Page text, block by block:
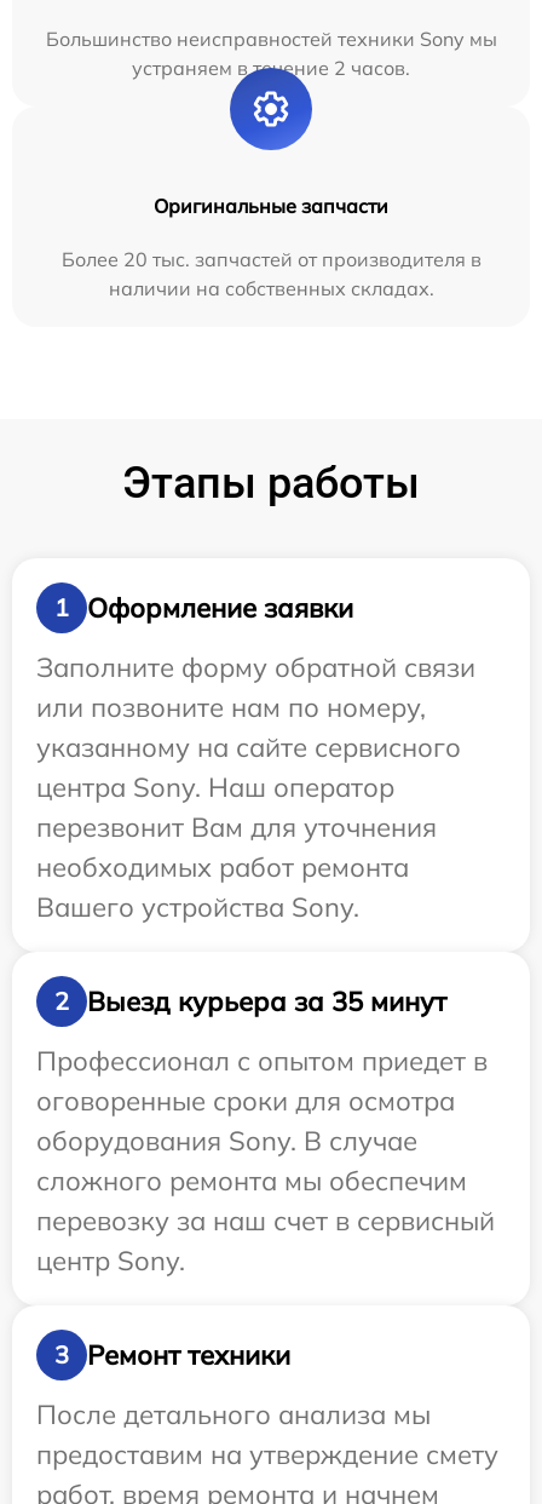
Большинство неисправностей техники Sony мы
устраняем в течение 2 часов.
Оригинальные запчасти
Более 20 тыс. запчастей от производителя в
наличии на собственных складах.
Этапы работы
1
Оформление заявки
Заполните форму обратной связи
или позвоните нам по номеру,
указанному на сайте сервисного
центра Sony. Наш оператор
перезвонит Вам для уточнения
необходимых работ ремонта
Вашего устройства Sony.
2
Выезд курьера за 35 минут
Профессионал с опытом приедет в
оговоренные сроки для осмотра
оборудования Sony. В случае
сложного ремонта мы обеспечим
перевозку за наш счет в сервисный
центр Sony.
3
Ремонт техники
После детального анализа мы
предоставим на утверждение смету
работ, время ремонта и начнем